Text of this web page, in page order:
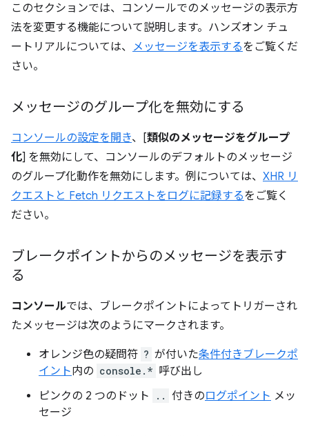
このセクションでは、コンソールでのメッセージの表示方
法を変更する機能について説明します。ハンズオン チュ
ートリアルについては、 メッセージを表示するをご覧くだ
さい。
メッセージのグループ化を無効にする
コンソールの設定を開き、[類似のメッセージをグループ
化] を無効にして、コンソールのデフォルトのメッセージ
のグループ化動作を無効にします。例については、 XHR リ
クエストと Fetch リクエストをログに記録するをご覧く
ださい。
ブレークポイントからのメッセージを表示す
る
コンソールでは、ブレークポイントによってトリガーされ
たメッセージは次のようにマークされます。
オレンジ色の疑問符 ? が付いた条件付きブレークポ
イント内の console.* 呼び出し
ピンクの 2 つのドット
.. 付きのログポイント メッ
セージ